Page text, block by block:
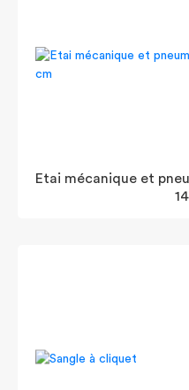
Etai mécanique et